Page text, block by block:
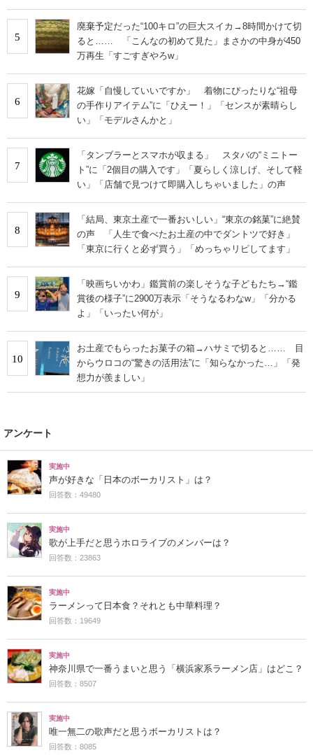
5
廃棄予定だった“100キロ”の巨大スイカ→8時間かけて切
ると…… 「こんなの初めて見た」まさかの中身が450
万再生「すごすぎやろw」
6
花嫁「自慢していいですか」 着物にぴったりな“祖母
の手作りアイテム”に「ひえー！」「センスが素晴らし
い」「モデルさんかと」
7
「タンブラーとスマホが収まる」 スタバの“ミニトー
ト”に「2個目の購入です」「夏らしく涼しげ、そして軽
い」「店舗で見つけて即購入しちゃいました」の声
8
「結局、東京土産で一番おいしい」“東京の銘菓”に絶賛
の声 「人生で食べたお土産の中でダントツで好き」
「東京に行くと必ず買う」「めっちゃリピしてます」
9
「映画ちいかわ」鑑賞前の楽しそうな子どもたち→“鑑
賞後の様子”に2900万表示「そうなるわなw」「分かる
よ」「いったい何が」
10
お土産でもらったお菓子の箱→ハサミで切ると…… 目
からウロコの“驚きの活用法”に「知らなかった…」「発
想力が羨ましい」
アンケート
実施中
声が好きな「日本のボーカリスト」は？
回答数：49480
実施中
歌が上手だと思うホロライブのメンバーは？
回答数：23863
実施中
ラーメンって日本食？それとも中華料理？
回答数：19649
実施中
神奈川県で一番うまいと思う「横浜家系ラーメン店」はどこ？
回答数：8507
実施中
唯一無二の歌声だと思うボーカリストは？
回答数：8085